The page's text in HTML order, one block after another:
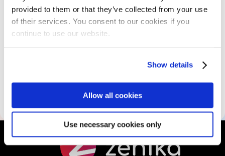
provided to them or that they’ve collected from your use
of their services. You consent to our cookies if you
continue to use our website.
Show details
Allow all cookies
Use necessary cookies only
Skills Assessment